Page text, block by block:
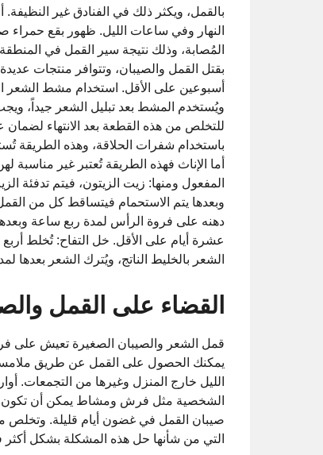
بالقمل، ويكثر ذلك في الفنادق غير النظيفة.
النهار وفي ساعات الليل. ظهور بقع
المُصابة، وذلك نتيجة سير القمل في
بقتل القمل والصيبان، وتتوافر منتجات
أسبوعين على الأقل. استخدام مشط الشعر
ويُستخدم المشط بعد تبليل الشعر جيداً،
للتخلص من هذه القطعة بعد الانتهاء
باستخدام شفرات الحلاقة، وهذه الطريقة
أما الإناث فهذه الطريقة تُعتبر غير
المفعول ومنها: زيت الزيتون، فيتم تدفئة
وبعدها يتم الاستحمام فيتساقط كل من
دهنه على فروة الرأس لمدة ربع ساعة
عشرة أيام على الأقل. خل التفاح: تُخلط
الشعر بالخليط الناتج، ويُترك الشعر بعدها لمدة 30 دقيقة قبل
القضاء على القمل
قمل الشعر والصيبان الصغيرة تعيش على
يمكنك الحصول على القمل عن طريق
الليل خارج المنزل وغيرها من التجمعات.
الشخصية مثل فرش ومشاط يمكن أن تكون
صيبان القمل في غضون أيام قليلة. وتخلص
التي من شأنها حل هذه المشكلة بشكل أكثر